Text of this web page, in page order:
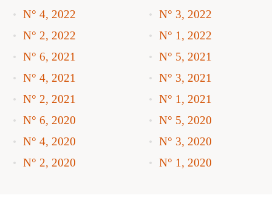
N° 4, 2022
N° 3, 2022
N° 2, 2022
N° 1, 2022
N° 6, 2021
N° 5, 2021
N° 4, 2021
N° 3, 2021
N° 2, 2021
N° 1, 2021
N° 6, 2020
N° 5, 2020
N° 4, 2020
N° 3, 2020
N° 2, 2020
N° 1, 2020